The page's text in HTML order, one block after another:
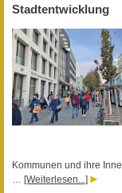
Stadtentwicklung
Kommunen und ihre
[Weiterlesen...]